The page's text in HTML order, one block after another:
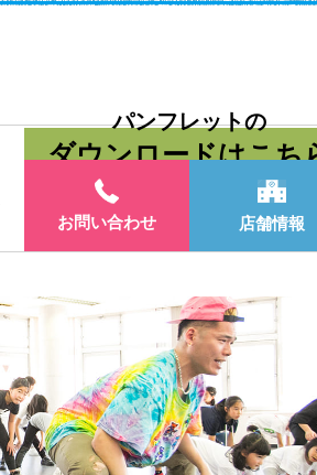
パンフレットの
ダウンロードはこち
お問い合わせ 店舗情報